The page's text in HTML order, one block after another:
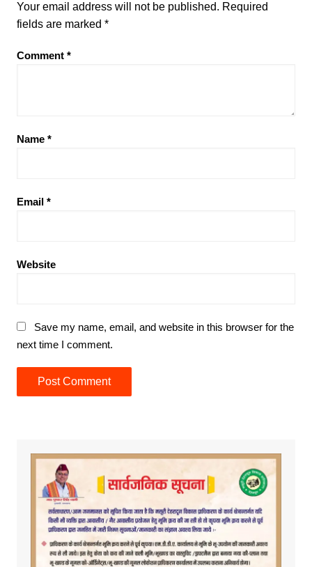
Your email address will not be published. Required
fields are marked *
Comment *
Name *
Email *
Website
Save my name, email, and website in this browser for the
next time I comment.